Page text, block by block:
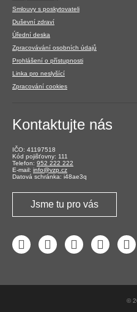
Smlouvy s poskytovateli
Duševní zdraví
Úřední deska
Zpracovávání osobních údajů
Prohlášení o přístupnosti
Linka pro neslyšící
Zpracování cookies
Kontaktujte nás
IČO: 41197518
Kód pojišťovny: 111
Telefon: 952 222 222
E-mail: info@vzp.cz
Datová schránka: i48ae3q
Jsme tu pro vás
FacebookLinkedIn YouTubeInstagram
©